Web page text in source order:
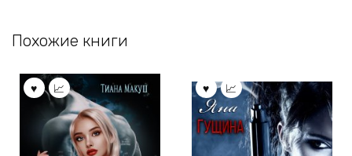
Похожие книги